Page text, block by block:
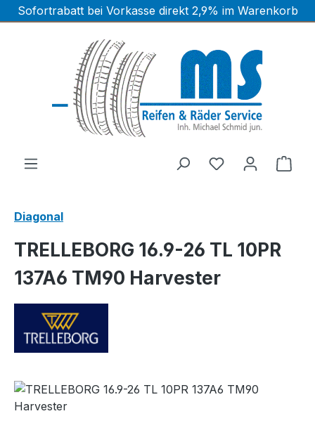
Zum Hauptinhalt springen
Sofortrabatt bei Vorkasse direkt 2,9% im Warenkorb
Diagonal
TRELLEBORG 16.9-26 TL 10PR
137A6 TM90 Harvester
Bildergalerie überspringen